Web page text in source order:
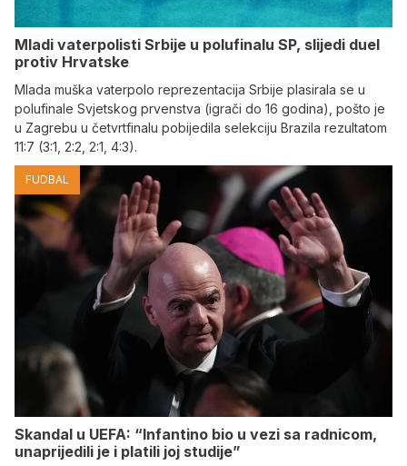
Mladi vaterpolisti Srbije u polufinalu SP, slijedi duel
protiv Hrvatske
Mlada muška vaterpolo reprezentacija Srbije plasirala se u
polufinale Svjetskog prvenstva (igrači do 16 godina), pošto je
u Zagrebu u četvrtfinalu pobijedila selekciju Brazila rezultatom
11:7 (3:1, 2:2, 2:1, 4:3).
FUDBAL
Skandal u UEFA: “Infantino bio u vezi sa radnicom,
unaprijedili je i platili joj studije”